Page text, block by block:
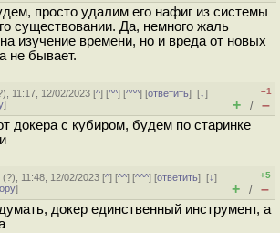
просто удалим его нафиг из системы
существовании. Да, немного жаль
изучение времени, но и вреда от новых
не бывает.
), 11:17, 12/02/2023 [^] [^^] [^^^] [ответить][↓]
]
–1
+ / –
докера с кубиром, будем по старинке
(?), 11:48, 12/02/2023 [^] [^^] [^^^] [ответить][↓]
]
+5
+ / –
докер единственный инструмент, а